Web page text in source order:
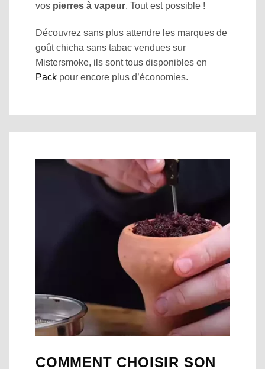
vos pierres à vapeur. Tout est possible !
Découvrez sans plus attendre les marques de
goût chicha sans tabac vendues sur
Mistersmoke, ils sont tous disponibles en
Pack pour encore plus d’économies.
COMMENT CHOISIR SON